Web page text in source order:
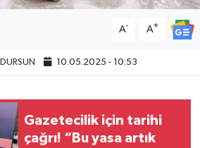
A- A+
10.05.2025 - 10:53
Gazetecilik için tarihi
çağrı! “Bu yasa artık